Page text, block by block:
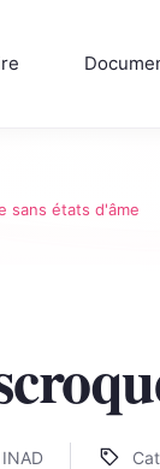
sans états d'âme